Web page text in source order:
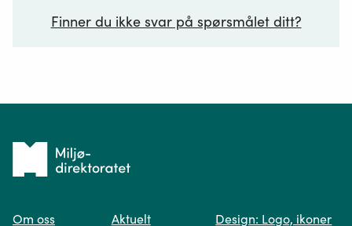
Finner du ikke svar på spørsmålet ditt?
Tilbake
forsiden
Om oss Aktuelt Design: Logo, ikoner